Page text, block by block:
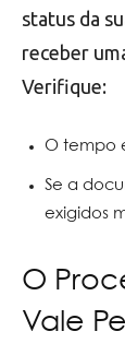
status da
receber
Verifique:
O tempo
Se a
exigidos
O
Vale